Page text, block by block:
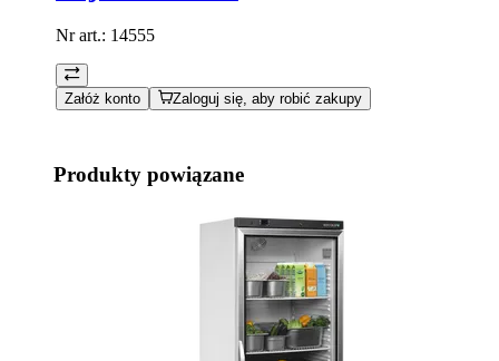
Nr art.: 14555
Załóż konto Zaloguj się, aby robić zakupy
Produkty powiązane